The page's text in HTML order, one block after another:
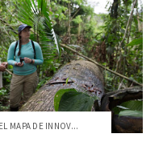
MAPA DE INNOV...